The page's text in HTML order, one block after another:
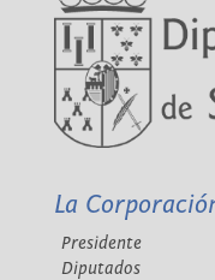
La
Presidente
Diputados